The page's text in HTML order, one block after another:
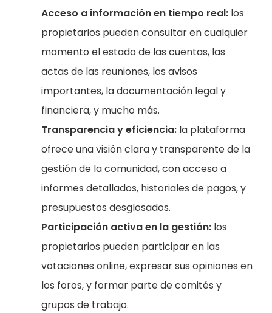
Acceso a información en tiempo real: los
propietarios pueden consultar en cualquier
momento el estado de las cuentas, las
actas de las reuniones, los avisos
importantes, la documentación legal y
financiera, y mucho más.
Transparencia y eficiencia: la plataforma
ofrece una visión clara y transparente de la
gestión de la comunidad, con acceso a
informes detallados, historiales de pagos, y
presupuestos desglosados.
Participación activa en la gestión: los
propietarios pueden participar en las
votaciones online, expresar sus opiniones en
los foros, y formar parte de comités y
grupos de trabajo.